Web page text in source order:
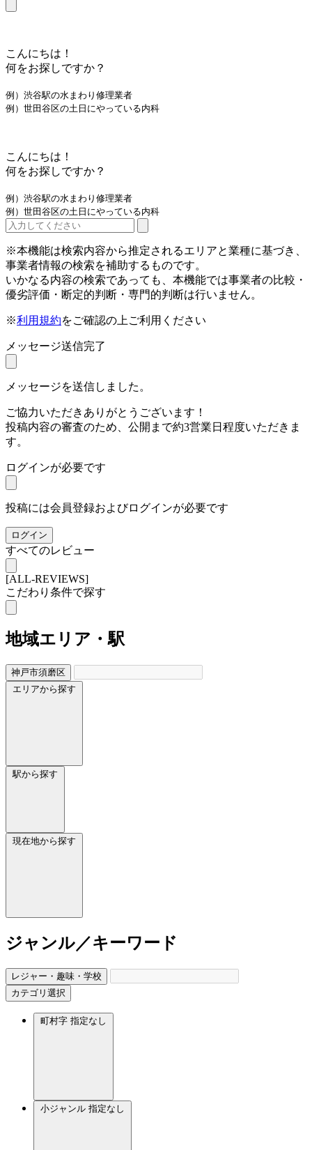
こんにちは！
何をお探しですか？
例）渋谷駅の水まわり修理業者
例）世田谷区の土日にやっている内科
こんにちは！
何をお探しですか？
例）渋谷駅の水まわり修理業者
例）世田谷区の土日にやっている内科
※本機能は検索内容から推定されるエリアと業種に基づき、
事業者情報の検索を補助するものです。
いかなる内容の検索であっても、本機能では事業者の比較・
優劣評価・断定的判断・専門的判断は行いません。
※利用規約をご確認の上ご利用ください
メッセージ送信完了
メッセージを送信しました。
ご協力いただきありがとうございます！
投稿内容の審査のため、公開まで約3営業日程度いただきま
す。
ログインが必要です
投稿には会員登録およびログインが必要です
ログイン
すべてのレビュー
[ALL-REVIEWS]
こだわり条件で探す
地域エリア・駅
神戸市須磨区
エリアから探す
駅から探す
現在地から探す
ジャンル／キーワード
レジャー・趣味・学校
カテゴリ選択
町村字 指定なし
小ジャンル 指定なし